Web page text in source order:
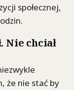
społecznej,
Nie chciał
że nie stać by